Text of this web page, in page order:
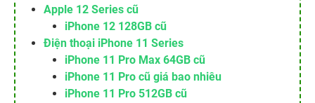
Apple 12 Series cũ
iPhone 12 128GB cũ
Điện thoại iPhone 11 Series
iPhone 11 Pro Max 64GB cũ
iPhone 11 Pro cũ giá bao nhiêu
iPhone 11 Pro 512GB cũ